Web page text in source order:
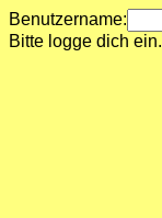
Benutzername:
Bitte logge dich ein.